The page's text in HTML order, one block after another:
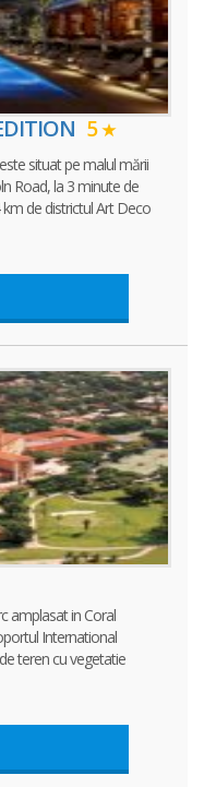
5
situat pe malul mării
Road, la 3 minute de
de districtul Art Deco
amplasat in Coral
International
teren cu vegetatie